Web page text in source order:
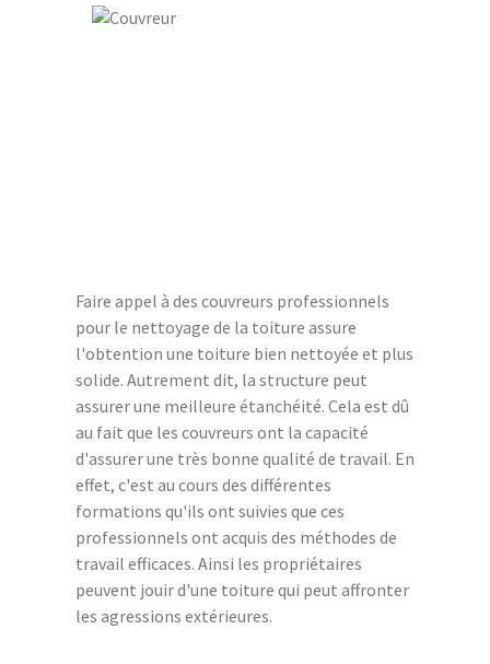
Faire appel à des couvreurs professionnels
pour le nettoyage de la toiture assure
l'obtention une toiture bien nettoyée et plus
solide. Autrement dit, la structure peut
assurer une meilleure étanchéité. Cela est dû
au fait que les couvreurs ont la capacité
d'assurer une très bonne qualité de travail. En
effet, c'est au cours des différentes
formations qu'ils ont suivies que ces
professionnels ont acquis des méthodes de
travail efficaces. Ainsi les propriétaires
peuvent jouir d'une toiture qui peut affronter
les agressions extérieures.